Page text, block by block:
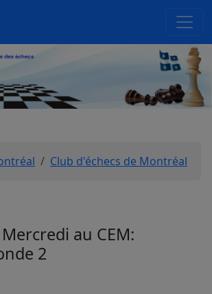
Club d'échecs de Montréal
au CEM:
2